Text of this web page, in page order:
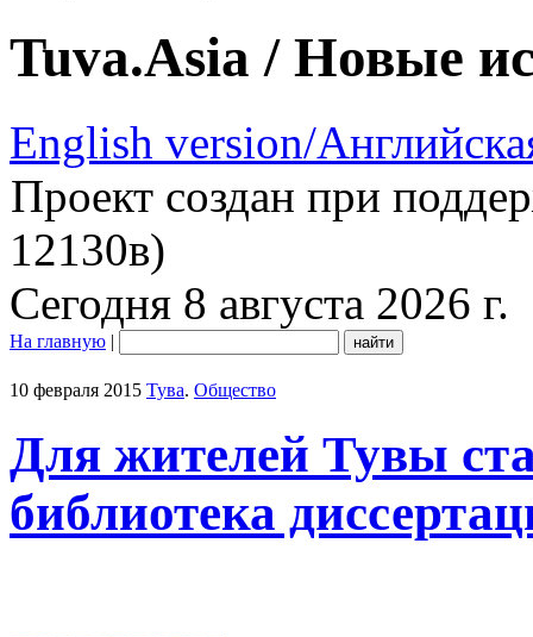
Tuva.Asia / Новые
English version/
Проект создан при
12130в)
Сегодня 8 августа 2026 г.
На главную |
10 февраля 2015 Тува. Общество
Для жителей Тувы
библиотека